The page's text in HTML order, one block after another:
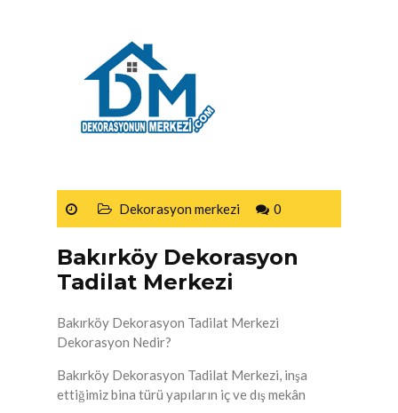
Dekorasyon merkezi 0
Bakırköy Dekorasyon
Tadilat Merkezi
Bakırköy Dekorasyon Tadilat Merkezi
Dekorasyon Nedir?
Bakırköy Dekorasyon Tadilat Merkezi, inşa
ettiğimiz bina türü yapıların iç ve dış mekân